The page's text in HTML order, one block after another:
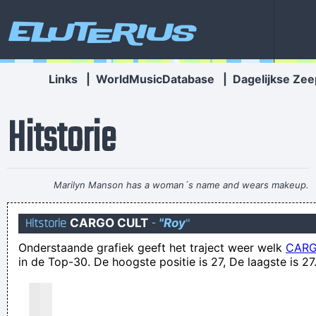
Eluterius
Links WorldMusicDatabase Dagelijkse
Hitstorie
Marilyn Manson has a woman´s name and wears makeup.
How original.~ Alice Cooper
Intimi spraken deze zomer al over een moeizame herstart,
waarbij oude frustraties snel opineuw de kop opstaken
I noticed on my bottle of shampoo the instructions "lather,
Hitstorie CARGO CULT - "Roy"
Onderstaande grafiek geeft het traject weer welk
in de Top-30. De hoogste positie is 27, De laagste is 27.